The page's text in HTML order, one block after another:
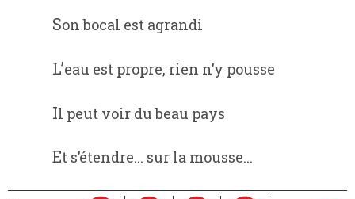
Son bocal est agrandi
L’eau est propre, rien n’y pousse
Il peut voir du beau pays
Et s’étendre... sur la mousse...